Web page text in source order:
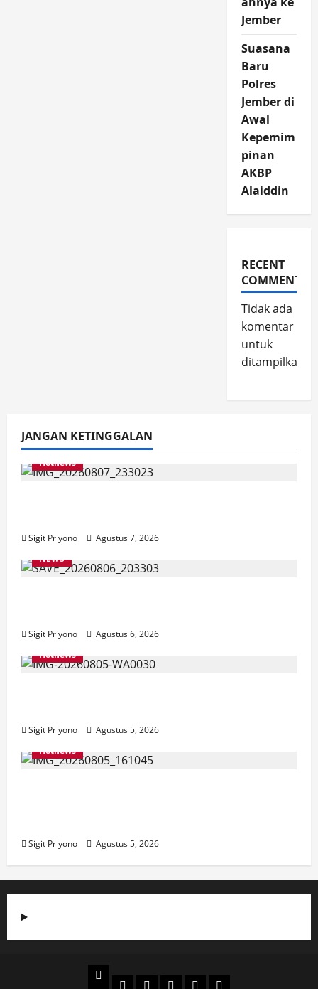
Jember
Suasana
Baru
Polres
Jember di
Awal
Kepemim
pinan
AKBP
Alaiddin
RECENT
COMMENTS
Tidak ada
komentar
untuk
ditampilkan.
JANGAN KETINGGALAN
Hotnews
Sigit Priyono
Agustus 7, 2026
NEWS
Sigit Priyono
Agustus 6, 2026
Hotnews
Sigit Priyono
Agustus 5, 2026
Hotnews
Sigit Priyono Agustus 5, 2026
Beranda
PolitikOtomotifEkonomiSosialtentang